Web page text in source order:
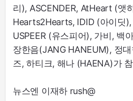
리), ASCENDER, AtHeart (앳
Hearts2Hearts, IDID (아이딧
USPEER (유스피어), 가비, 백
장한음(JANG HANEUM), 정
즈, 하티크, 해나 (HAENA)가
뉴스엔 이재하 rush@